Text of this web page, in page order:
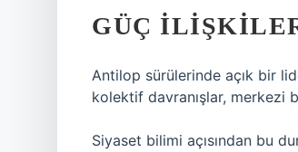
GÜÇ
Antilop sürülerinde açık bir
kolektif davranışlar, merkezi
Siyaset bilimi açısından bu